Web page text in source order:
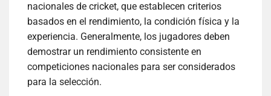
nacionales de cricket, que establecen criterios
basados en el rendimiento, la condición física y la
experiencia. Generalmente, los jugadores deben
demostrar un rendimiento consistente en
competiciones nacionales para ser considerados
para la selección.